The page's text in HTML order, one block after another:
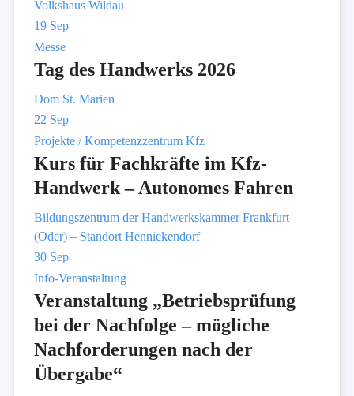
Volkshaus Wildau
19 Sep
Messe
Tag des Handwerks 2026
Dom St. Marien
22 Sep
Projekte / Kompetenzzentrum Kfz
Kurs für Fachkräfte im Kfz-
Handwerk – Autonomes Fahren
Bildungszentrum der Handwerkskammer Frankfurt
(Oder) – Standort Hennickendorf
30 Sep
Info-Veranstaltung
Veranstaltung „Betriebsprüfung
bei der Nachfolge – mögliche
Nachforderungen nach der
Übergabe“